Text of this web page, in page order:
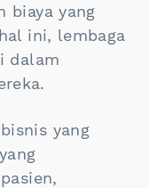
biaya yang
ini, lembaga
dalam
yang